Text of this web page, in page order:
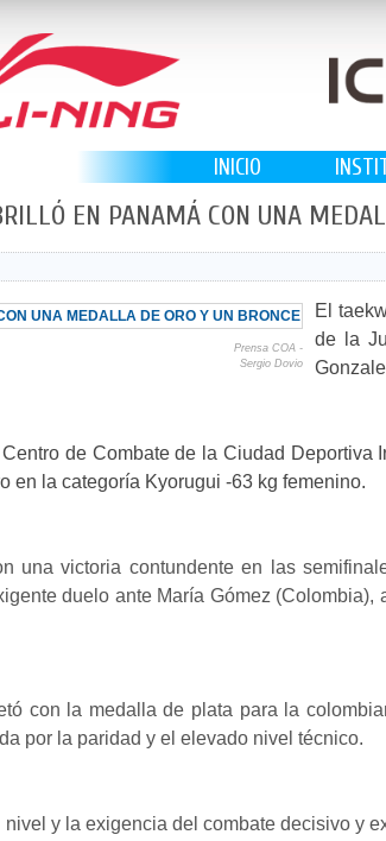
INICIO
EN PANAMÁ CON UNA
Prensa COA -
Sergio Dovio
El
de la
de Combate de la Ciudad
en la categoría Kyorugui -63 kg femenino.
una victoria contundente en las
duelo ante María Gómez
con la medalla de plata para la
por la paridad y el elevado nivel técnico.
nivel y la exigencia del combate decisivo y